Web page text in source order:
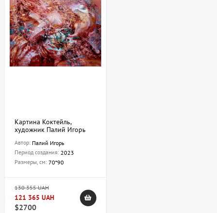
Картина Коктейль,
художник Палий Игорь
Автор: Палий Игорь
Период создания: 2023
Размеры, см: 70*90
130 355 UAH
121 365 UAH
$2700